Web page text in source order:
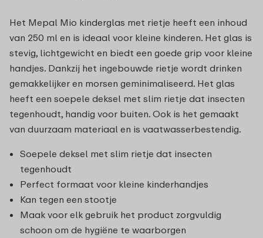
Het Mepal Mio kinderglas met rietje heeft een inhoud
van 250 ml en is ideaal voor kleine kinderen. Het glas is
stevig, lichtgewicht en biedt een goede grip voor kleine
handjes. Dankzij het ingebouwde rietje wordt drinken
gemakkelijker en morsen geminimaliseerd. Het glas
heeft een soepele deksel met slim rietje dat insecten
tegenhoudt, handig voor buiten. Ook is het gemaakt
van duurzaam materiaal en is vaatwasserbestendig.
Soepele deksel met slim rietje dat insecten
tegenhoudt
Perfect formaat voor kleine kinderhandjes
Kan tegen een stootje
Maak voor elk gebruik het product zorgvuldig
schoon om de hygiëne te waarborgen